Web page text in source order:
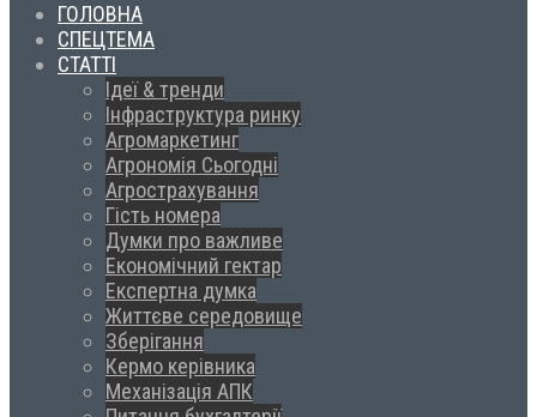
ГОЛОВНА
СПЕЦТЕМА
СТАТТІ
Ідеї & тренди
Інфраструктура ринку
Агромаркетинг
Агрономія Сьогодні
Агрострахування
Гість номера
Думки про важливе
Економічний гектар
Експертна думка
Життєве середовище
Зберігання
Кермо керівника
Механізація АПК